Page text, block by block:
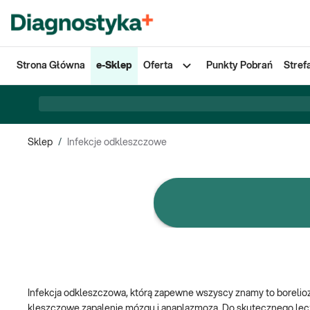
Strona Główna e-Sklep Oferta Punkty Pobrań
Sklep / Infekcje odkleszczowe
Infekcja odkleszczowa, którą zapewne wszyscy znamy to